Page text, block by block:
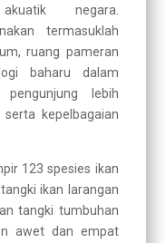
negara.
termasuklah
ruang pameran
baharu dalam
lebih
kepelbagaian
123 spesies ikan
ikan larangan
tangki tumbuhan
awet dan empat